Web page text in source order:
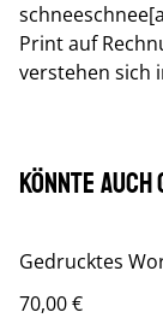
Print auf
verstehen sich
Könnte
Gedrucktes
70,00 €